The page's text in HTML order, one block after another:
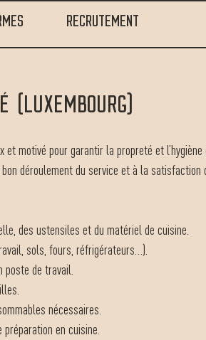
RECRUTEMENT
(luxembourg)
et motivé pour garantir la propreté et
déroulement du service et à la satisfaction
des ustensiles et du matériel de cuisine.
sols, fours, réfrigérateurs…).
de travail.
nécessaires.
en cuisine.